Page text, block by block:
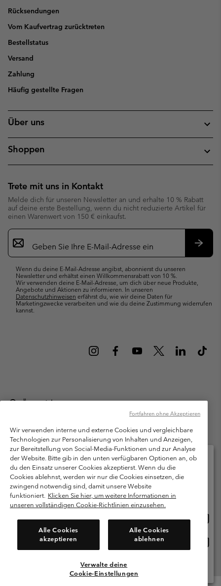
Rücksendungen
Vom Kaufvertrag zurücktreten
Bestellstatus
Versand
Zahlung
Häufig gestellte Fragen
Über uns
Shoppen
Trete mit uns in Kontakt
Melde dich für unseren Newsletter an und erhalte 10 % Rabatt
auf deine erste Bestellung, wenn du nicht reduzierte Artikel für
einen Warenwert von 150 € einkaufst.
Newsletter-
Anmeldung
Wenn du deine E-Mail-Adresse angibst, abonnierst du unseren
Newsletter und erhältst einen Willkommensrabatt von 10 %.
Wir verwenden deine E-Mail-Adresse, um dich über neue Produkte,
Angebote und Aktionen zu informieren. In unseren
Datenschutzhinweisen erfährst du, wie wir deine Daten für
Marketingzwecke verarbeiten und wie du deine Zustimmung widerrufen
kannst.
Österreich
Columbia Sportswear Austria GmbH. Moosfeldstraße 1, 5101
Bergheim, Salzburg Österreich. Alle Rechte vorbehalten.
Nutzungsbedingungen
Allgemeine Verkaufsbedingungen
Garantie
Datenschutzerklärung
Bestimmungen und Bedingungen des Mitglieder Programms
Nutzungsbedingungen Für Nutzergenerierte Inhalte
Cookies
Kundenservice: Mo- Fr. 9:00 - 13:00 & 14:00- 18:00 Uhr
(+)43720880525
Wir verwenden interne und externe Cookies und vergleichbare
Technologien zur Personalisierung von Inhalten und Anzeigen,
zur Bereitstellung von Social-Media-Funktionen und zur Analyse
der Website. Bitte gib in den unten verfügbaren Optionen an, ob
du den Einsatz unserer Cookies akzeptierst. Wenn du die
Cookies ablehnst, werden wir nur die Cookies einsetzen, die
zwingend notwendig sind, damit unsere Website
funktioniert. Klicken Sie hier, um weitere Informationen in
unseren vollständigen Cookie-Richtlinien einzusehen.
Alle Cookies
akzeptieren
Alle Cookies
ablehnen
Verwalte deine
Cookie-Einstellungen
Fortfahren ohne Akzeptieren
Bitte wählen Sie Ihr Lieferland und Ihre Sprache
Online-Einkauf verfügbar
Österreich
Alle Länder Anzeigen